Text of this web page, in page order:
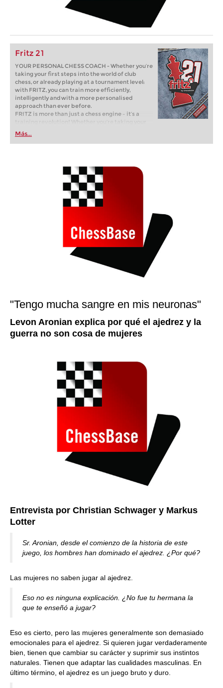
Fritz 21
YOUR PERSONAL CHESS COACH - Whether you’re
taking your first steps into the world of club
chess, or already playing at a tournament level:
with FRITZ, you can train more efficiently,
intelligently and with a more personalised
approach than ever before.
FRITZ is more than just a chess engine – it’s a
training revolution! Whether you’re taking your
first steps into the world of club chess, or already
playing at a tournament level: with FRITZ, you can
train more efficiently, intelligently and with a
Más...
"Tengo mucha sangre en mis neuronas"
Levon Aronian explica por qué el ajedrez y la
guerra no son cosa de mujeres
Entrevista por Christian Schwager y Markus
Lotter
Sr. Aronian, desde el comienzo de la historia de este
juego, los hombres han dominado el ajedrez. ¿Por qué?
Las mujeres no saben jugar al ajedrez.
Eso no es ninguna explicación. ¿No fue tu hermana la
que te enseñó a jugar?
Eso es cierto, pero las mujeres generalmente son demasiado
emocionales para el ajedrez. Si quieren jugar verdaderamente
bien, tienen que cambiar su carácter y suprimir sus instintos
naturales. Tienen que adaptar las cualidades masculinas. En
último término, el ajedrez es un juego bruto y duro.